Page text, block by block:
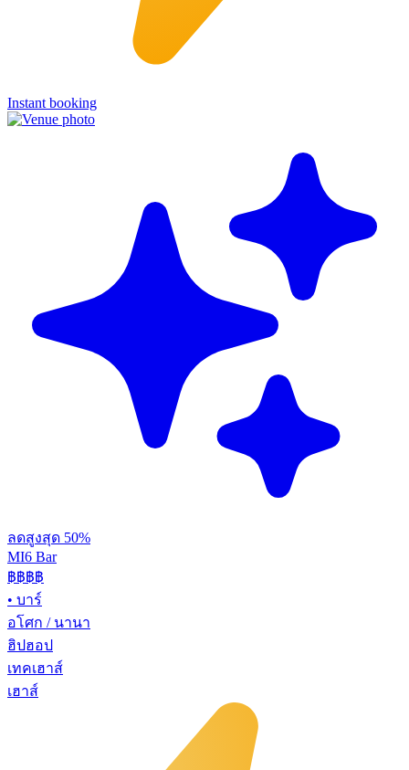
Instant booking
ลดสูงสุด 50%
MI6 Bar
฿฿฿฿
• บาร์
อโศก / นานา
ฮิปฮอป
เทคเฮาส์
เฮาส์